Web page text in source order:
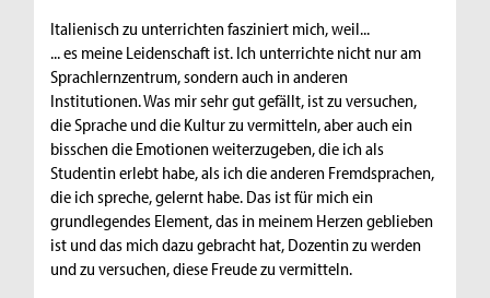
Italienisch zu unterrichten fasziniert mich, weil...
... es meine Leidenschaft ist. Ich unterrichte nicht nur am
Sprachlernzentrum, sondern auch in anderen
Institutionen. Was mir sehr gut gefällt, ist zu versuchen,
die Sprache und die Kultur zu vermitteln, aber auch ein
bisschen die Emotionen weiterzugeben, die ich als
Studentin erlebt habe, als ich die anderen Fremdsprachen,
die ich spreche, gelernt habe. Das ist für mich ein
grundlegendes Element, das in meinem Herzen geblieben
ist und das mich dazu gebracht hat, Dozentin zu werden
und zu versuchen, diese Freude zu vermitteln.